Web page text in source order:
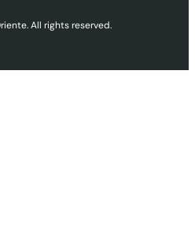
All rights reserved.